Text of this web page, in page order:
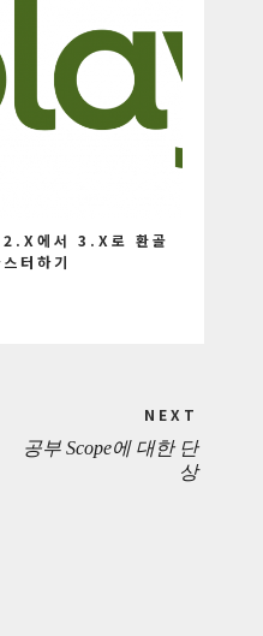
에서 3.X로 환골
터하기
NEXT
공부 Scope에 대한 단
상